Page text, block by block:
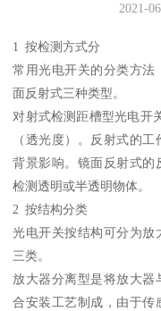
2021-
1 按检测方式分
常用光电开关的分类方法
面反射式三种类型。
对射式检测距槽型光电开
（透光度）。反射式的
背景影响。镜面反射式的
检测透明或半透明物体。
2 按结构分类
光电开关按结构可分为放
三类。
放大器分离型是将放大器
合安装工艺制成，由于传